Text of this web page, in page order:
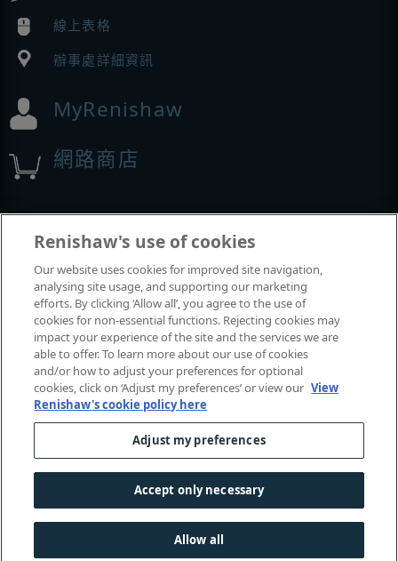
線上表格
辦事處詳細資訊
MyRenishaw
網路商店
展覽與會議
我們參加的活動
© 2001–2026 Renishaw plc. 保留所有權利。
聯絡我們 | | |
|
Renishaw's use of cookies
Our website uses cookies for improved site navigation,
analysing site usage, and supporting our marketing
efforts. By clicking ‘Allow all’, you agree to the use of
cookies for non-essential functions. Rejecting cookies may
impact your experience of the site and the services we are
able to offer. To learn more about our use of cookies
and/or how to adjust your preferences for optional
cookies, click on ‘Adjust my preferences’ or view our View
Renishaw's cookie policy here
Adjust my preferences
Accept only necessary
Allow all